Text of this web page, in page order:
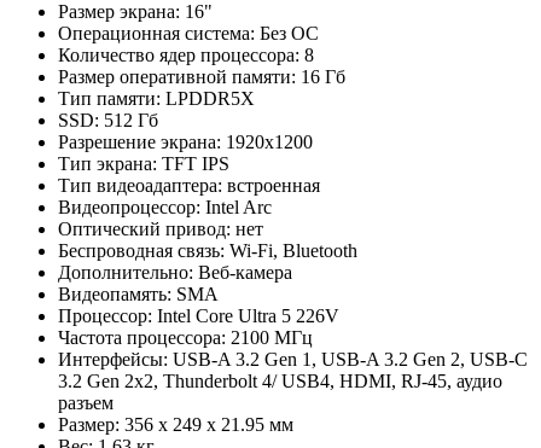
Размер экрана: 16"
Операционная система: Без ОС
Количество ядер процессора: 8
Размер оперативной памяти: 16 Гб
Тип памяти: LPDDR5X
SSD: 512 Гб
Разрешение экрана: 1920x1200
Тип экрана: TFT IPS
Тип видеоадаптера: встроенная
Видеопроцессор: Intel Arc
Оптический привод: нет
Беспроводная связь: Wi-Fi, Bluetooth
Дополнительно: Веб-камера
Видеопамять: SMA
Процессор: Intel Core Ultra 5 226V
Частота процессора: 2100 МГц
Интерфейсы: USB-A 3.2 Gen 1, USB-A 3.2 Gen 2, USB-C
3.2 Gen 2x2, Thunderbolt 4/ USB4, HDMI, RJ-45, аудио
разъем
Размер: 356 x 249 x 21.95 мм